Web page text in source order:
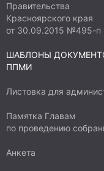
Правительства
Красноярского края
от 30.09.2015 №495-п
ШАБЛОНЫ
ППМИ
Листовка для
Памятка Главам
по проведению
Анкета